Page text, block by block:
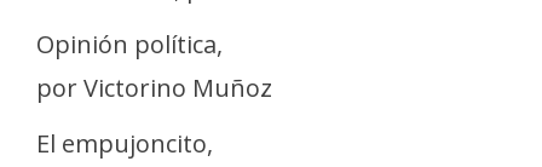
Opinión política,
por Victorino Muñoz
El empujoncito,